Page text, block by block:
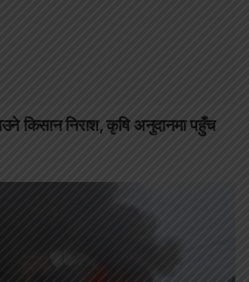
किसान निराश, कृषि अनुदानमा पहुँच